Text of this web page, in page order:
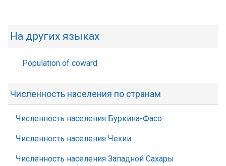
На других языках
Population of coward
Численность населения по странам
Численность населения Буркина-Фасо
Численность населения Чехии
Численность населения Западной Сахары